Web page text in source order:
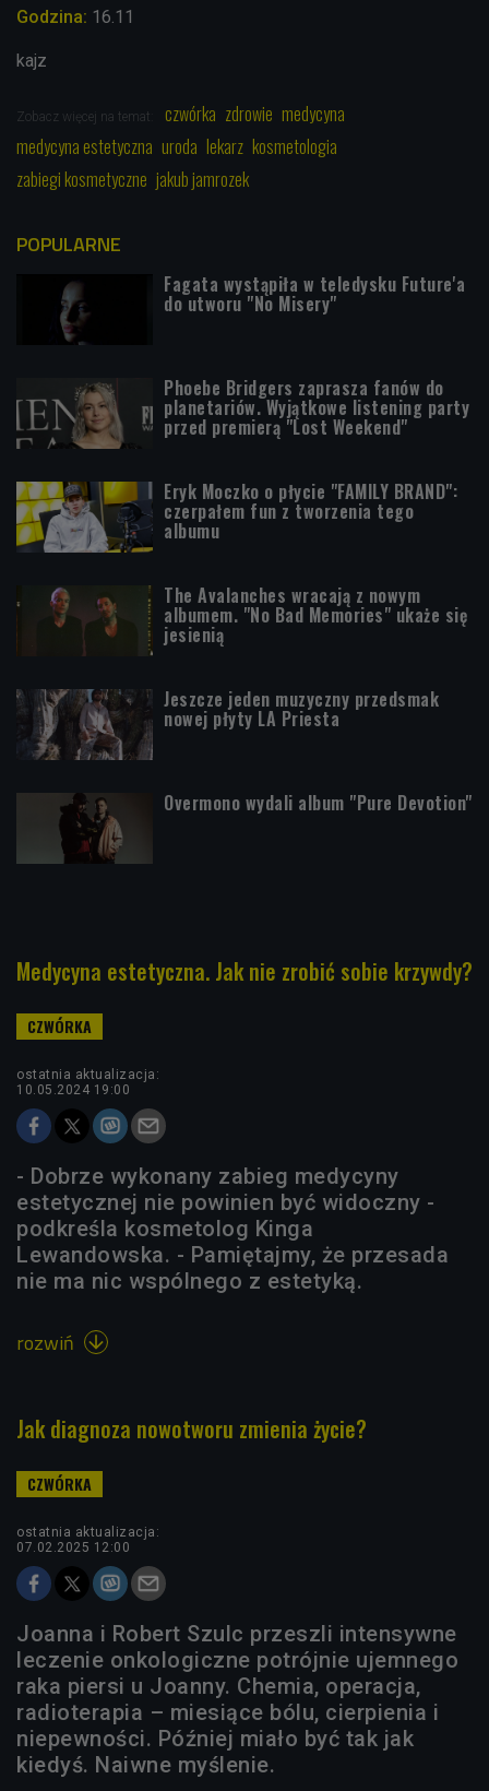
Godzina: 16.11
kajz
Zobacz więcej na temat: czwórka zdrowie medycyna
medycyna estetyczna uroda lekarz kosmetologia
zabiegi kosmetyczne jakub jamrozek
POPULARNE
Fagata wystąpiła w teledysku Future'a
do utworu "No Misery"
Phoebe Bridgers zaprasza fanów do
planetariów. Wyjątkowe listening party
przed premierą "Lost Weekend"
Eryk Moczko o płycie "FAMILY BRAND":
czerpałem fun z tworzenia tego
albumu
The Avalanches wracają z nowym
albumem. "No Bad Memories" ukaże się
jesienią
Jeszcze jeden muzyczny przedsmak
nowej płyty LA Priesta
Overmono wydali album "Pure Devotion"
Medycyna estetyczna. Jak nie zrobić sobie krzywdy?
ostatnia aktualizacja:
10.05.2024 19:00
- Dobrze wykonany zabieg medycyny
estetycznej nie powinien być widoczny -
podkreśla kosmetolog Kinga
Lewandowska. - Pamiętajmy, że przesada
nie ma nic wspólnego z estetyką.
rozwiń 
Jak diagnoza nowotworu zmienia życie?
ostatnia aktualizacja:
07.02.2025 12:00
Joanna i Robert Szulc przeszli intensywne
leczenie onkologiczne potrójnie ujemnego
raka piersi u Joanny. Chemia, operacja,
radioterapia – miesiące bólu, cierpienia i
niepewności. Później miało być tak jak
kiedyś. Naiwne myślenie.